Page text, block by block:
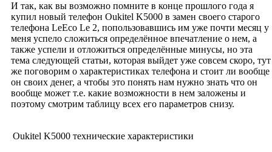
И так, как вы возможно помните в конце прошлого года я
купил новый телефон Oukitel K5000 в замен своего старого
телефона LeEco Le 2, попользовавшись им уже почти месяц у
меня успело сложиться определённое впечатление о нем, а
также успели и отложиться определённые минусы, но эта
тема следующей статьи, которая выйдет уже совсем скоро, тут
же поговорим о характеристиках телефона и стоит ли вообще
он своих денег, а чтобы это понять нам нужно знать что он
вообще может т.е. какие возможности в нем заложены и
поэтому смотрим таблицу всех его параметров снизу.
Oukitel K5000 технические характеристики